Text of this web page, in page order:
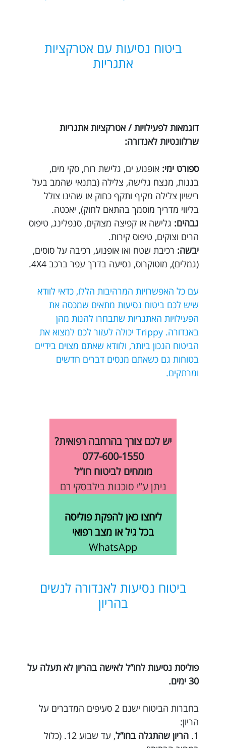
ביטוח נסיעות עם אטרקציות
אתגריות
דוגמאות לפעילויות / אטרקציות אתגריות
שרלוונטיות לאנדורה:
ספורט ימי: אופנוע ים, גלישת רוח, סקי מים,
בננות, מנצח גלישה, צלילה (בתנאי שהמב בעל
רישיון צלילה מקיף ותקף כחוק או שהינו צולל
בליווי מדריך מוסמך בהתאם לחוק), יאכטה.
גבהים: גלישה או קפיצה מצוקים, סנפלינג, טיפוס
הרים וצוקים, טיפוס קירות.
יבשה: רכיבת שטח ואו אופנוע, רכיבה על סוסים,
(גמלים), מוטוקרוס, נסיעה בדרך עפר ברכב 4X4.
עם כל האפשרויות המרהיבות הללו, כדאי לוודא
שיש לכם ביטוח נסיעות מתאים שמכסה את
הפעילויות האתגריות שתבחרו להנות מהן
באנדורה. Trippy יכולה לעזור לכם למצוא את
הביטוח הנכון ביותר, ולוודא שאתם מצוים בידיים
בטוחות גם כשאתם מנסים דברים חדשים
ומרתקים.
יש לכם צורך בהרחבה רפואית?
077-600-1550
מומחים לביטוח חו”ל
ניתן ע”י סוכנות בילבסקי רם
ליחצו כאן להפקת פוליסה
בכל גיל או מצב רפואי
WhatsApp
ביטוח נסיעות לאנדורה לנשים
בהריון
פוליסת נסיעות לחו”ל לאישה בהריון לא תעלה על
30 ימים.
בחברות הביטוח ישנם 2 סעיפים המדברים על
הריון:
1. הריון שהתגלה בחו”ל
, עד שבוע 12. (כלול